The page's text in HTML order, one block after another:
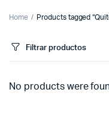
Home Products tagged
Filtrar productos
No products were